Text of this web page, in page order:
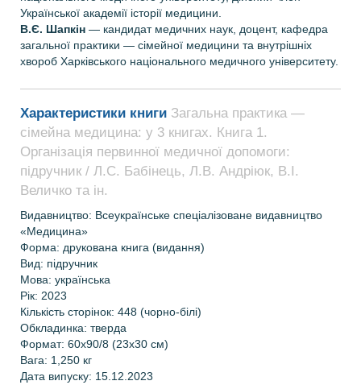
Української академії історії медицини.
В.Є. Шапкін — кандидат медичних наук, доцент, кафедра
загальної практики — сімейної медицини та внутрішніх
хвороб Харківського національного медичного університету.
Характеристики книги Загальна практика —
сімейна медицина: у 3 книгах. Книга 1.
Організація первинної медичної допомоги:
підручник / Л.С. Бабінець, Л.В. Андріюк, В.I.
Величко та ін.
Видавництво: Всеукраїнське спеціалізоване видавництво
«Медицина»
Форма: друкована книга (видання)
Вид: підручник
Мова: українська
Рік: 2023
Кількість сторінок: 448 (чорно-білі)
Обкладинка: тверда
Формат: 60х90/8 (23х30 см)
Вага: 1,250 кг
Дата випуску: 15.12.2023